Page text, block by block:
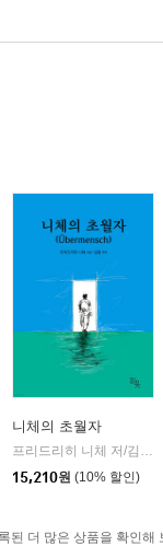
|
현대지성
니체의 초월자
프리드리히 니체 저/김철 편역
15,210원 (10% 할인)
된 더 많은 상품을 확인해